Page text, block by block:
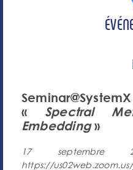
« Spectral
Embedding»
17
https://